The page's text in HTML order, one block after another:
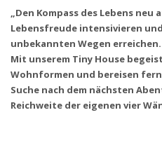
„Den Kompass des Lebens neu
Lebensfreude intensivieren
unbekannten Wegen erreichen.
Mit unserem Tiny House
Wohnformen und bereisen
Suche nach dem nächsten
Reichweite der eigenen vier